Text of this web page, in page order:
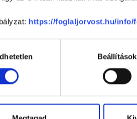
https://foglaljorvost.hu/info/
Beállítások
biopsy) - thyroid nodule
(4 héten belül)
összeragasztása szövetragsztóval